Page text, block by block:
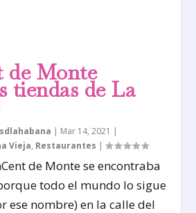
de Monte
tiendas de La
| Mar 14, 2021 |
Vieja, Restaurantes |
de Monte se encontraba
todo el mundo lo sigue
ese nombre) en la calle del